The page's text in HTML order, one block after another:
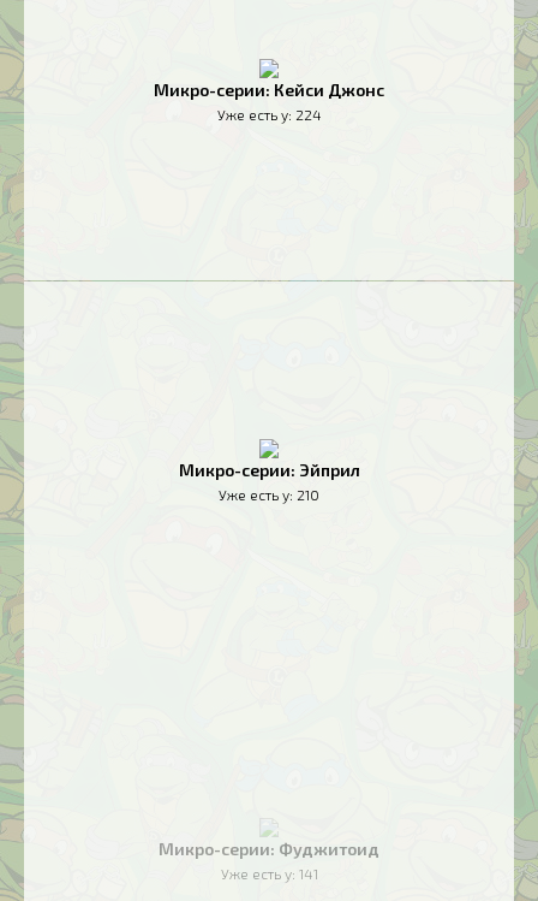
Микро-серии: Кейси Джонс
Уже есть у: 224
Микро-серии: Эйприл
Уже есть у: 210
Микро-серии: Фуджитоид
Уже есть у: 141